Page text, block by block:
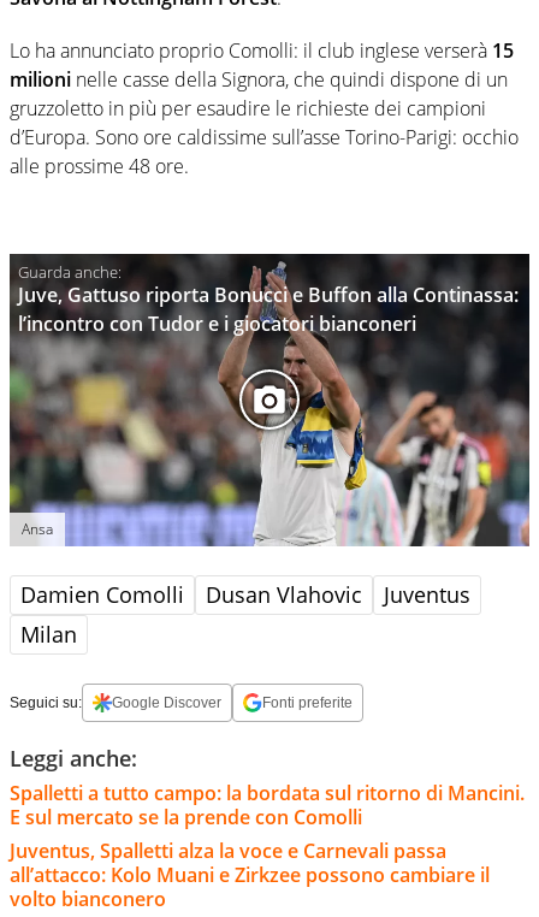
Lo ha annunciato proprio Comolli: il club inglese verserà 15
milioni nelle casse della Signora, che quindi dispone di un
gruzzoletto in più per esaudire le richieste dei campioni
d’Europa. Sono ore caldissime sull’asse Torino-Parigi: occhio
alle prossime 48 ore.
Juve, Gattuso riporta Bonucci e Buffon alla Continassa:
l’incontro con Tudor e i giocatori bianconeri
Ansa
Damien Comolli Dusan Vlahovic
Juventus
Milan
Seguici su: Google Discover Fonti preferite
Leggi anche:
Spalletti a tutto campo: la bordata sul ritorno di Mancini.
E sul mercato se la prende con Comolli
Juventus, Spalletti alza la voce e Carnevali passa
all’attacco: Kolo Muani e Zirkzee possono cambiare il
volto bianconero